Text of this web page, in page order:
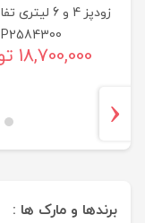
P2584300
18,700,000 تومان
‹
برندها و مارک ها :